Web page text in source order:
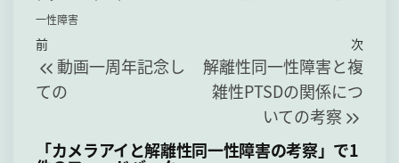
k
y o s n
k
一性障害
投
稿
ナ
ビ
過
去
の
稿
前
動画一周年記念し
ての
次
の
次
解離性同一性障害と複
雑性PTSDの関係につ
いての考察
「カメラアイと解離性同一性障害の考察」で1